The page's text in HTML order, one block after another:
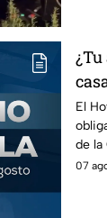
El
de la
los
07